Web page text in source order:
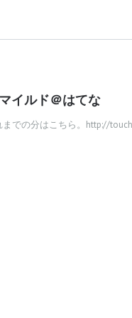
イルド＠はてな
での分はこちら。http://